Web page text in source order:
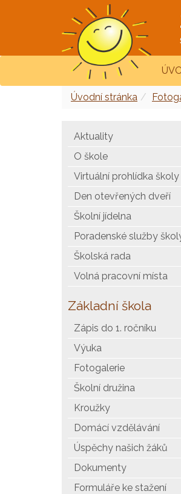
Úvodní stránka
Aktuality
O škole
Virtuální prohlídka školy
Den otevřených dveří
Školní jídelna
Poradenské služby
Školská rada
Volná pracovní místa
Základní škola
Zápis do 1. ročníku
Výuka
Fotogalerie
Školní družina
Kroužky
Domácí vzdělávání
Úspěchy našich žáků
Dokumenty
Formuláře ke stažení